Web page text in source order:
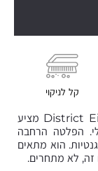
קל לניקוי
שולחן הקפה הגדול מסדרת Torus של District Eight מציע
הפלטה הרחבה
הוא מתאים
זה, לא מתחרים.